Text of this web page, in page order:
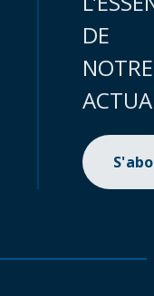
DE
NOTRE